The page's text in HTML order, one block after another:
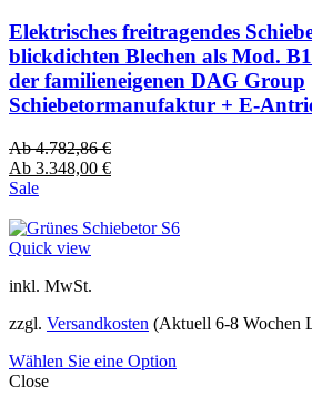
Elektrisches freitragendes
blickdichten Blechen als Mod.
der familieneigenen DAG Group
Schiebetormanufaktur + E-
Ab4.782,86€
Ab 3.348,00 €
Sale
Quick view
inkl. MwSt.
zzgl. Versandkosten (Aktuell 6-8 Wochen
Wählen Sie eine Option
Close